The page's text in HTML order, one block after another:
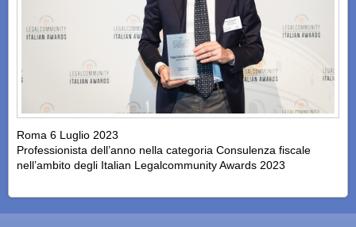
Roma 6 Luglio 2023
Professionista dell’anno nella categoria Consulenza fiscale
nell’ambito degli Italian Legalcommunity Awards 2023